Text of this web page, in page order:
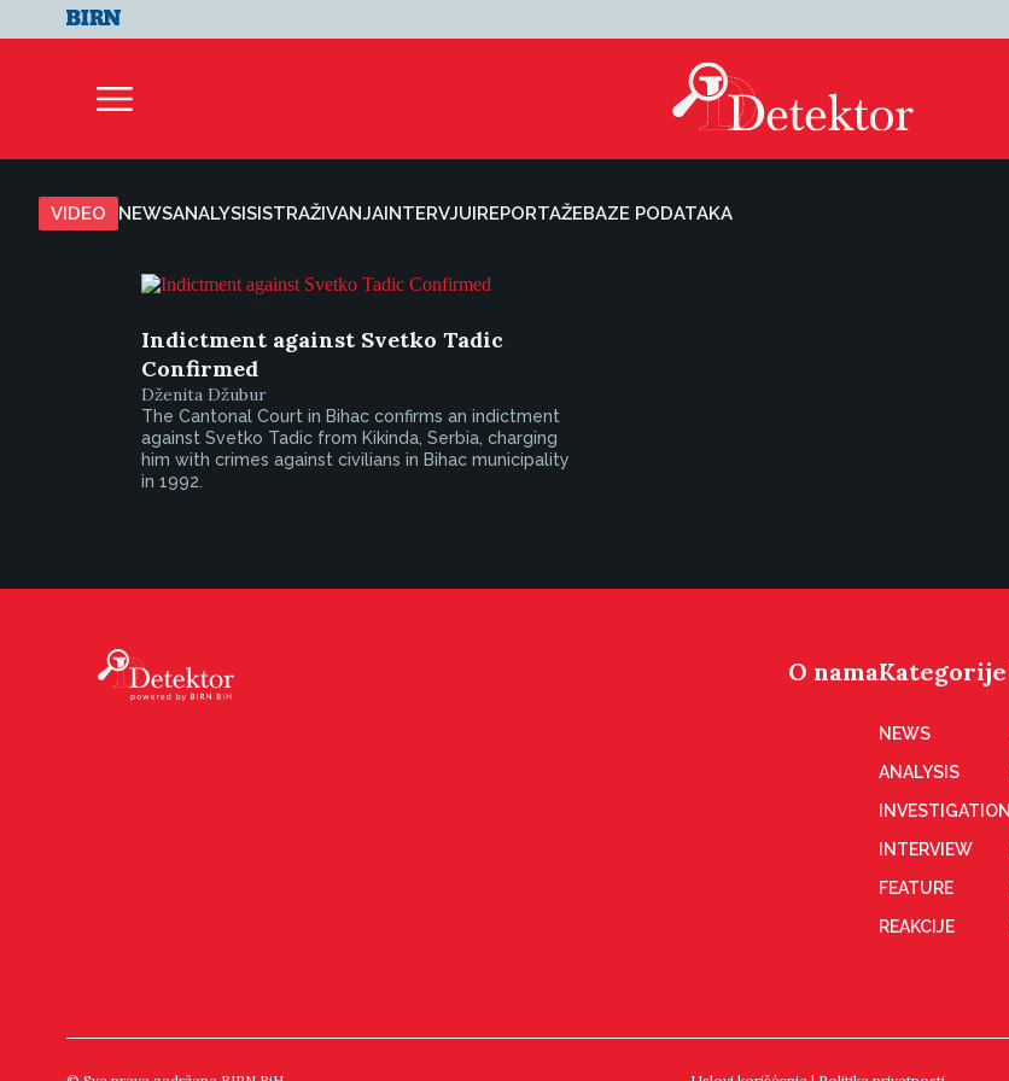
VIDEO NEWSANALYSISISTRAŽIVANJAINTERVJUIREPORTAŽEBAZE PODATAKA
Indictment against Svetko Tadic
Confirmed
Dženita Džubur
The Cantonal Court in Bihac confirms an indictment
against Svetko Tadic from Kikinda, Serbia, charging
him with crimes against civilians in Bihac municipality
in 1992.
O namaKategorije
NEWS
ANALYSIS
INVESTIGATION
INTERVIEW
FEATURE
REAKCIJE